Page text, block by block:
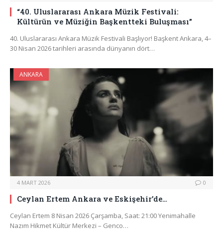
“40. Uluslararası Ankara Müzik Festivali:
Kültürün ve Müziğin Başkentteki Buluşması”
40. Uluslararası Ankara Müzik Festivali Başlıyor! Başkent Ankara, 4–
30 Nisan 2026 tarihleri arasında dünyanın dört…
ANKARA
4 MART 2026 0
Ceylan Ertem Ankara ve Eskişehir’de…
Ceylan Ertem 8 Nisan 2026 Çarşamba, Saat: 21:00 Yenimahalle
Nazım Hikmet Kültür Merkezi – Genco…